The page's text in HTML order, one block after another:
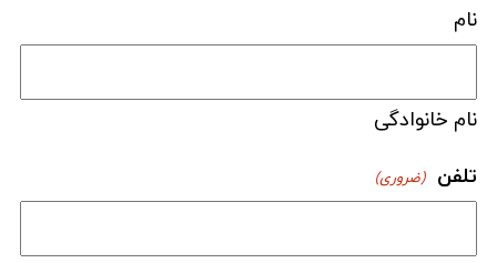
نام
نام خانوادگی
تلفن (ضروری)